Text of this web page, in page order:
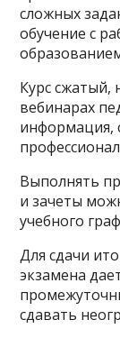
сложных
обучение с
Курс сжатый,
вебинарах
информация,
Выполнять
и зачеты
учебного
Для сдачи
экзамена
сдавать